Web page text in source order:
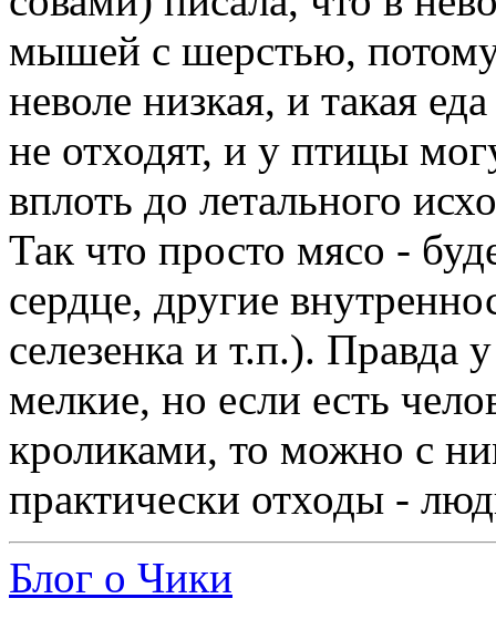
мышей с шерстью,
неволе низкая, и такая
не отходят, и у птицы
вплоть до летального
Так что просто мясо -
сердце, другие
селезенка и т.п.). Правда
мелкие, но если есть
кроликами, то можно с
практически отходы -
Блог о Чики